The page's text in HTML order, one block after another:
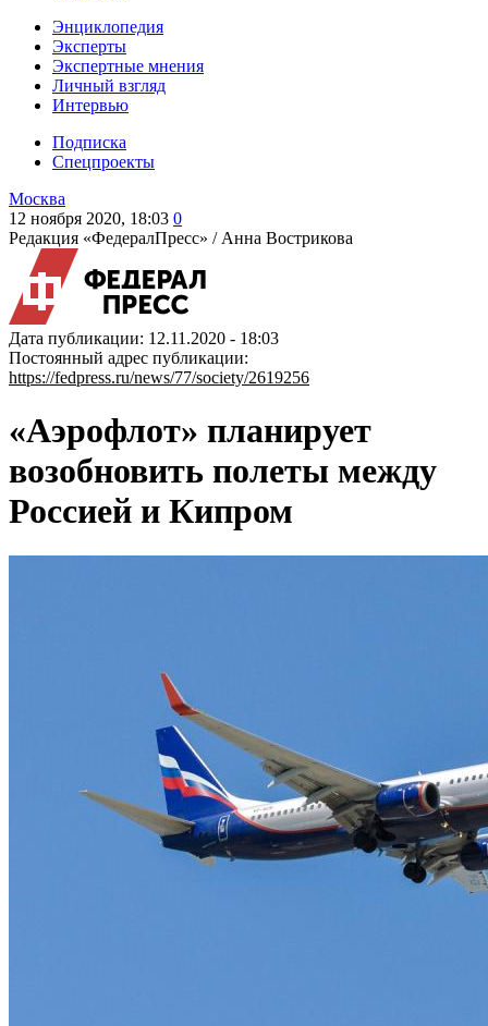
Энциклопедия
Эксперты
Экспертные мнения
Личный взгляд
Интервью
Подписка
Спецпроекты
Москва
12 ноября 2020, 18:03 0
Редакция «ФедералПресс» / Анна Вострикова
Дата публикации: 12.11.2020 - 18:03
Постоянный адрес публикации:
https://fedpress.ru/news/77/society/2619256
«Аэрофлот» планирует
возобновить полеты между
Россией и Кипром